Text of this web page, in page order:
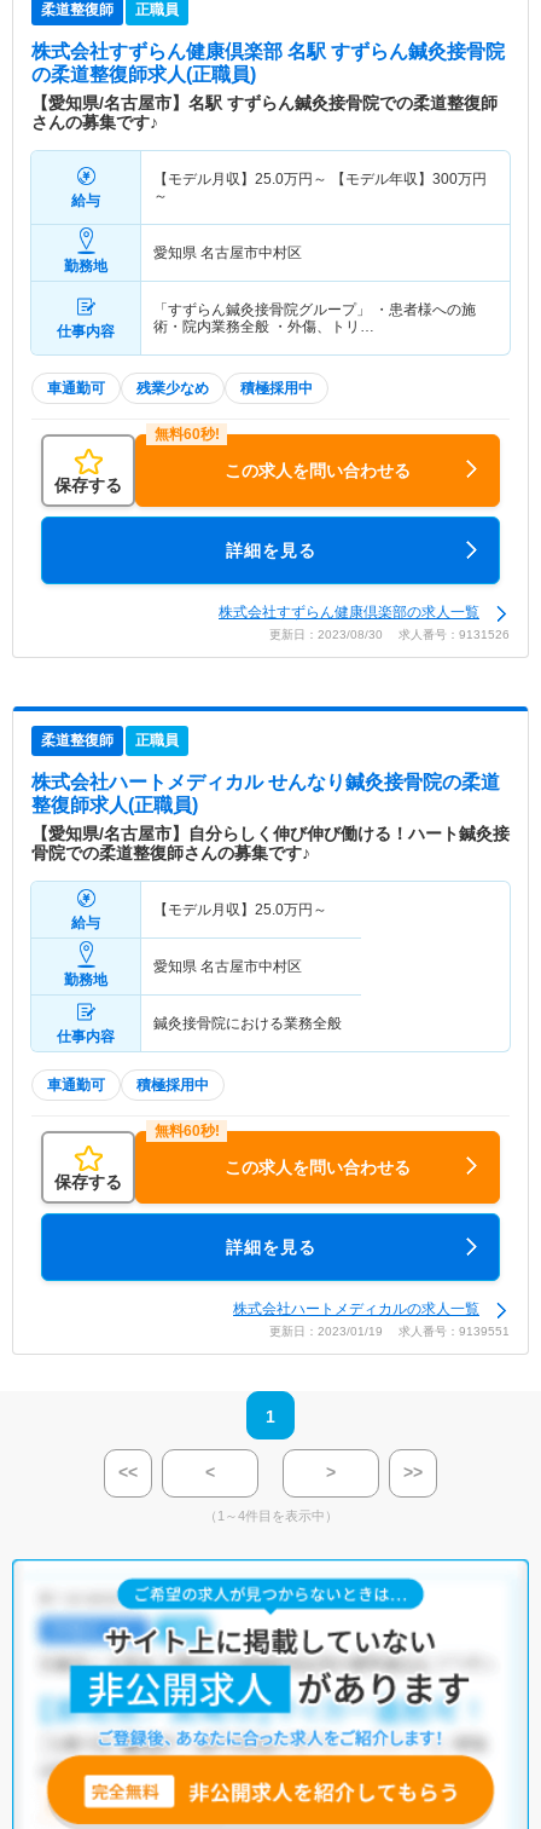
柔道整復師 正職員
株式会社すずらん健康倶楽部 名駅 すずらん鍼灸接骨院
の柔道整復師求人(正職員)
【愛知県/名古屋市】名駅 すずらん鍼灸接骨院での柔道整復師
さんの募集です♪
給与
【モデル月収】 25.0万円～ 【モデル年収】 300万円
～
勤務地
愛知県 名古屋市中村区
仕事内容
「すずらん鍼灸接骨院グループ」 ・患者様への施
術・院内業務全般 ・外傷、トリ…
車通勤可 残業少なめ 積極採用中
保存する
この求人を問い合わせる
詳細を見る
株式会社すずらん健康倶楽部の求人一覧
更新日：2023/08/30 求人番号：9131526
柔道整復師 正職員
株式会社ハートメディカル せんなり鍼灸接骨院の柔道
整復師求人(正職員)
【愛知県/名古屋市】自分らしく伸び伸び働ける！ハート鍼灸接
骨院での柔道整復師さんの募集です♪
給与
【モデル月収】 25.0万円～
勤務地
愛知県 名古屋市中村区
仕事内容
鍼灸接骨院における業務全般
車通勤可 積極採用中
保存する
この求人を問い合わせる
詳細を見る
株式会社ハートメディカルの求人一覧
更新日：2023/01/19 求人番号：9139551
1
<< < > >>
（1～4件目を表示中）